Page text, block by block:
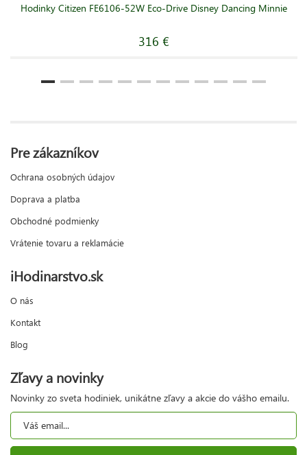
Hodinky Citizen FE6106-52W Eco-Drive Disney Dancing Minnie
316 €
Pre zákazníkov
Ochrana osobných údajov
Doprava a platba
Obchodné podmienky
Vrátenie tovaru a reklamácie
iHodinarstvo.sk
O nás
Kontakt
Blog
Zľavy a novinky
Novinky zo sveta hodiniek, unikátne zľavy a akcie do vášho emailu.